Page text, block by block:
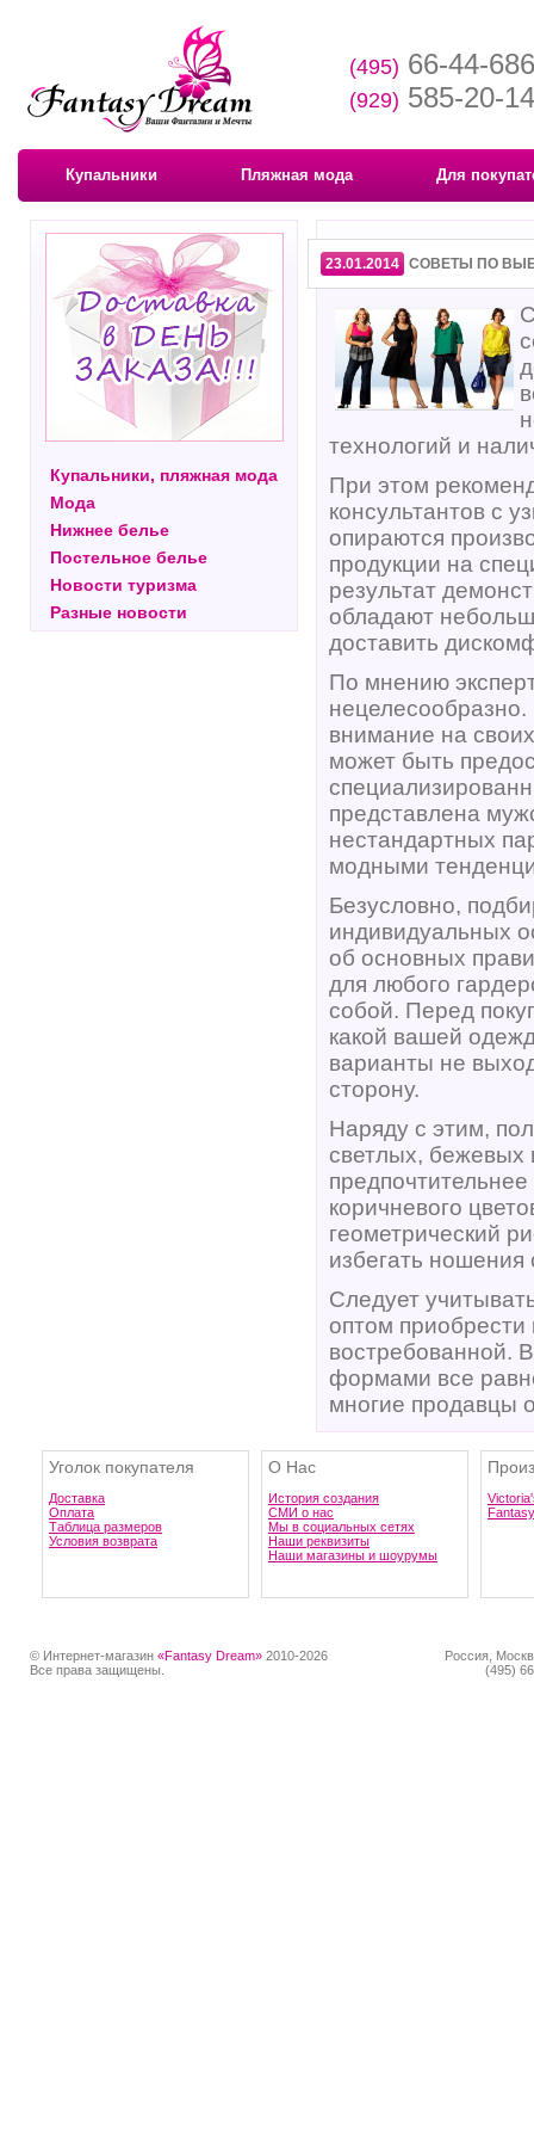
(495) 66-44-686
(929) 585-20-14
Купальники Пляжная мода Для
Купальники, пляжная мода
Мода
Нижнее белье
Постельное белье
Новости туризма
Разные новости
23.01.2014 СОВЕТЫ ПО
технологий и
При этом
консультантов с
опираются
продукции на
результат
обладают
доставить
По мнению
нецелесообразно.
внимание на
может быть
представлена
нестандартных
модными
Безусловно,
индивидуальных
об основных
для любого
собой. Перед
какой вашей
варианты не
сторону.
Наряду с этим,
светлых, бежевых
коричневого
геометрический
избегать
Следует
оптом приобрести
востребованной.
формами все
многие продавцы
Уголок покупателя
Доставка
Оплата
Таблица размеров
Условия возврата
О Нас
История создания
СМИ о нас
Мы в социальных сетях
Наши реквизиты
Наши магазины и шоурумы
© Интернет-магазин «Fantasy Dream» 2010-2026
Все права защищены.
Россия,
(495)